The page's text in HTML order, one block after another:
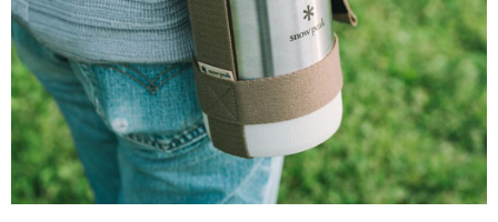
※ 請注意：結帳手續完成當下不需立刻繳費，但若您需要取消訂單，請聯絡
購買商品的店家。未經商家同意取消之訂單仍視為有效，需透過AFTEE先享
後付繳納相關費用。
※ 交易是否成功請以「AFTEE先享後付 」之結帳頁面顯示為準，若有關於
是否繳費成功／繳費後需取消欲退款等相關疑問，請聯繫「AFTEE先享後付
客戶支援中心」 https://netprotections.freshdesk.com/support/home
【注意事項】
１．透過由恩沛科技股份有限公司提供之「AFTEE先享後付」服務完成之交
易，需依本服務之必要範圍內提供個人資料，並將交易相關給付款項請求債